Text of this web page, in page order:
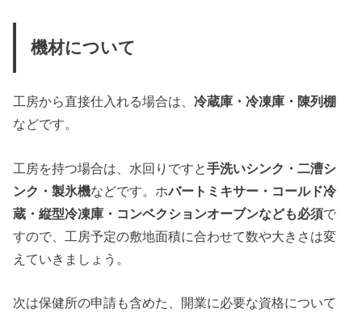
機材について
工房から直接仕入れる場合は、冷蔵庫・冷凍庫・陳列棚
などです。
工房を持つ場合は、水回りですと手洗いシンク・二漕シ
ンク・製氷機などです。ホバートミキサー・コールド冷
蔵・縦型冷凍庫・コンベクションオーブンなども必須で
すので、工房予定の敷地面積に合わせて数や大きさは変
えていきましょう。
次は保健所の申請も含めた、開業に必要な資格について